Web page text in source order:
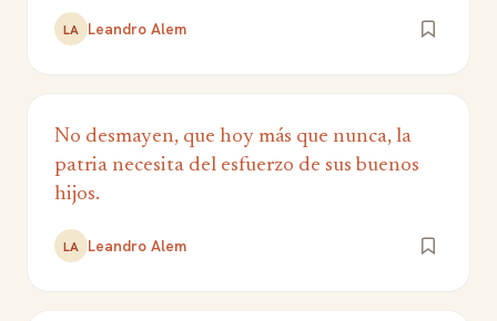
LA Leandro Alem
No desmayen, que hoy más que nunca, la
patria necesita del esfuerzo de sus buenos
hijos.
LA Leandro Alem